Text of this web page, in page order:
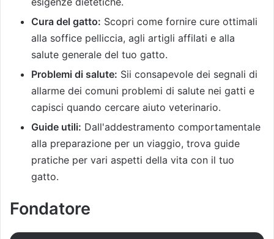
Cura del gatto: Scopri come fornire cure ottimali
alla soffice pelliccia, agli artigli affilati e alla
salute generale del tuo gatto.
Problemi di salute: Sii consapevole dei segnali di
allarme dei comuni problemi di salute nei gatti e
capisci quando cercare aiuto veterinario.
Guide utili: Dall'addestramento comportamentale
alla preparazione per un viaggio, trova guide
pratiche per vari aspetti della vita con il tuo
gatto.
Fondatore